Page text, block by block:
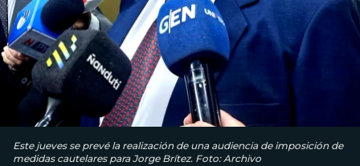
Este jueves se prevé la realización de una audiencia de imposición de
medidas cautelares para Jorge Brítez. Foto: Archivo